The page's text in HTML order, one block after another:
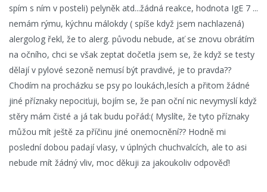
spím s ním v posteli) pelyněk atd...žádná reakce, hodnota IgE 7 ...
nemám rýmu, kýchnu málokdy ( spíše když jsem nachlazená)
alergolog řekl, že to alerg. původu nebude, ať se znovu obrátím
na očního, chci se však zeptat dočetla jsem se, že když se testy
dělají v pylové sezoně nemusí být pravdivé, je to pravda??
Chodím na procházku se psy po loukách,lesích a přitom žádné
jiné příznaky nepociťuji, bojím se, že pan oční nic nevymyslí když
stěry mám čisté a já tak budu pořád:( Myslíte, že tyto příznaky
můžou mít ještě za příčinu jiné onemocnění?? Hodně mi
poslední dobou padají vlasy, v úplných chuchvalcích, ale to asi
nebude mít žádný vliv, moc děkuji za jakoukoliv odpověď!